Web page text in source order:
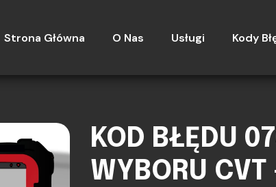
Strona Główna O Nas Usługi Kody
KOD BŁĘDU
WYBORU